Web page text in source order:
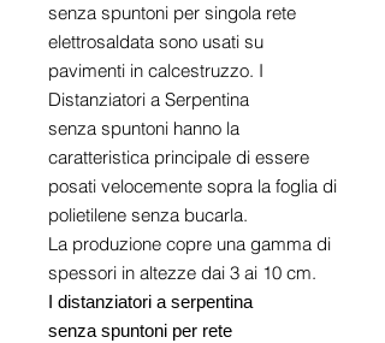
senza spuntoni per singola rete
elettrosaldata sono usati su
pavimenti in calcestruzzo. I
Distanziatori a Serpentina
senza spuntoni hanno la
caratteristica principale di essere
posati velocemente sopra la foglia di
polietilene senza bucarla.
La produzione copre una gamma di
spessori in altezze dai 3 ai 10 cm.
I distanziatori a serpentina
senza spuntoni per rete